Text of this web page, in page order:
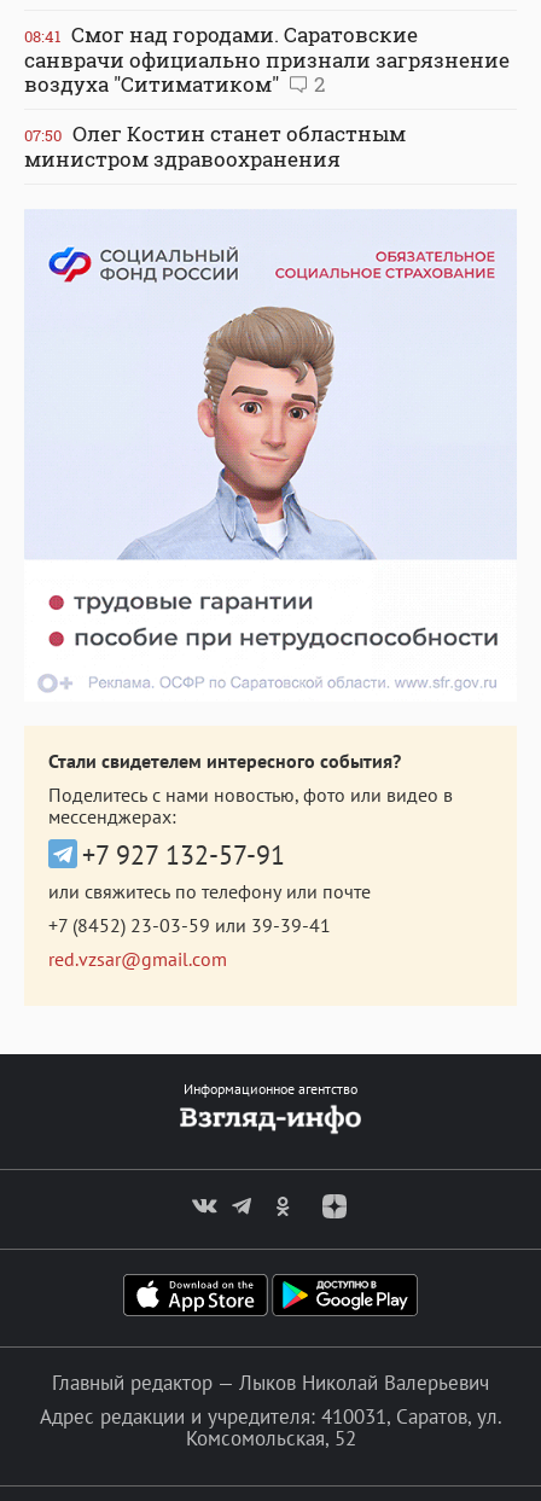
08:41 Смог над городами. Саратовские
санврачи официально признали загрязнение
воздуха "Ситиматиком"
2
07:50 Олег Костин станет областным
министром здравоохранения
Стали свидетелем интересного события?
Поделитесь с нами новостью, фото или видео в
мессенджерах:
+7 927 132-57-91
или свяжитесь по телефону или почте
+7 (8452) 23-03-59 или 39-39-41
red.vzsar@gmail.com
Информационное агентство
Главный редактор — Лыков Николай Валерьевич
Адрес редакции и учредителя: 410031, Саратов, ул.
Комсомольская, 52